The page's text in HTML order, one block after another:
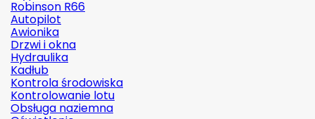
Robinson R66
Autopilot
Awionika
Drzwi i okna
Hydraulika
Kadłub
Kontrola środowiska
Kontrolowanie lotu
Obsługa naziemna